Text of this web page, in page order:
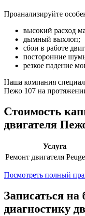
Проанализируйте
высокий расход
дымный выхлоп;
сбои в работе
посторонние
резкое падение
Наша компания
Пежо 107 на
Стоимость
двигателя
Услуга
Ремонт двигателя
Посмотреть полный
Записаться на
диагностику